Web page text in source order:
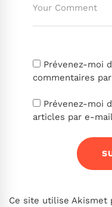
Prévenez-moi
commentaires
Prévenez-moi
articles par e-
Ce site utilise Akismet